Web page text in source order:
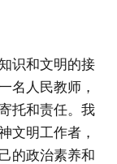
识和文明的接
名人民教师，
托和责任。我
文明工作者，
的政治素养和